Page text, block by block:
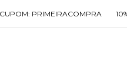
PRIMEIRACOMPRA 10% OFF